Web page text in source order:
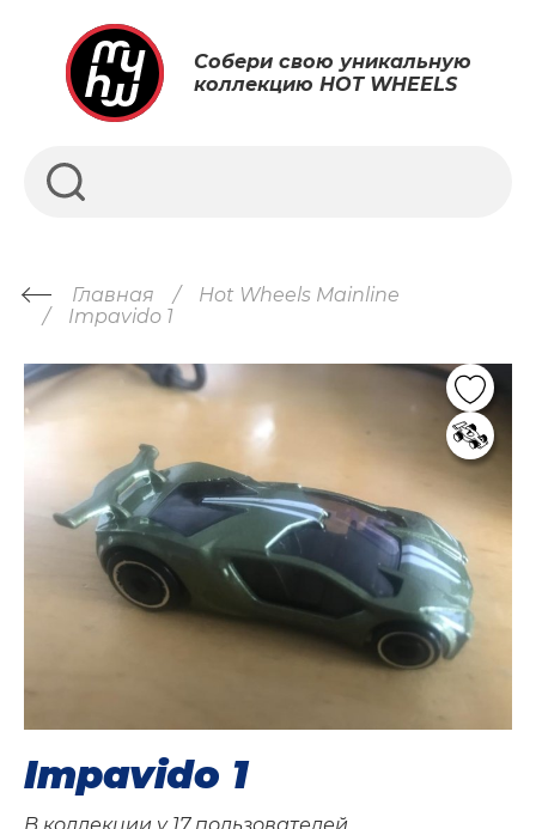
Собери свою уникальную
коллекцию HOT WHEELS
Главная
Hot Wheels Mainline
Impavido 1
Impavido 1